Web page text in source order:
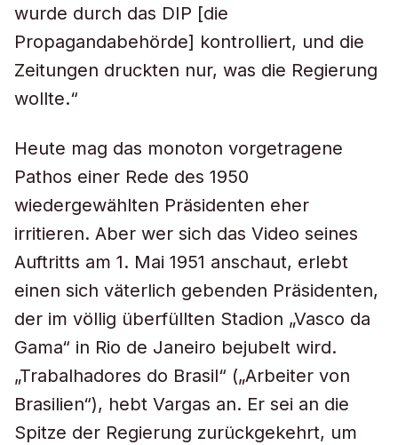
wurde durch das DIP [die
Propagandabehörde] kontrolliert, und die
Zeitungen druckten nur, was die Regierung
wollte.“
Heute mag das monoton vorgetragene
Pathos einer Rede des 1950
wiedergewählten Präsidenten eher
irritieren. Aber wer sich das Video seines
Auftritts am 1. Mai 1951 anschaut, erlebt
einen sich väterlich gebenden Präsidenten,
der im völlig überfüllten Stadion „Vasco da
Gama“ in Rio de Janeiro bejubelt wird.
„Trabalhadores do Brasil“ („Arbeiter von
Brasilien“), hebt Vargas an. Er sei an die
Spitze der Regierung zurückgekehrt, um